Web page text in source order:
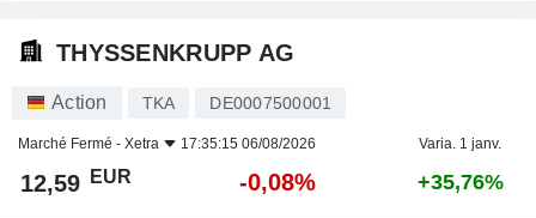
THYSSENKRUPP AG
Action TKA DE0007500001
Marché Fermé - Xetra 17:35:15 06/08/2026 Varia. 1 janv.
12,59 EUR -0,08% +35,76%